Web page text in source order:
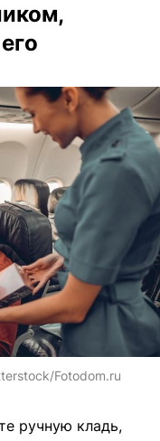
Fotodom.ru
ручную кладь,